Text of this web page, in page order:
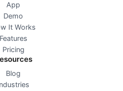
App
Demo
It Works
Features
Pricing
Blog